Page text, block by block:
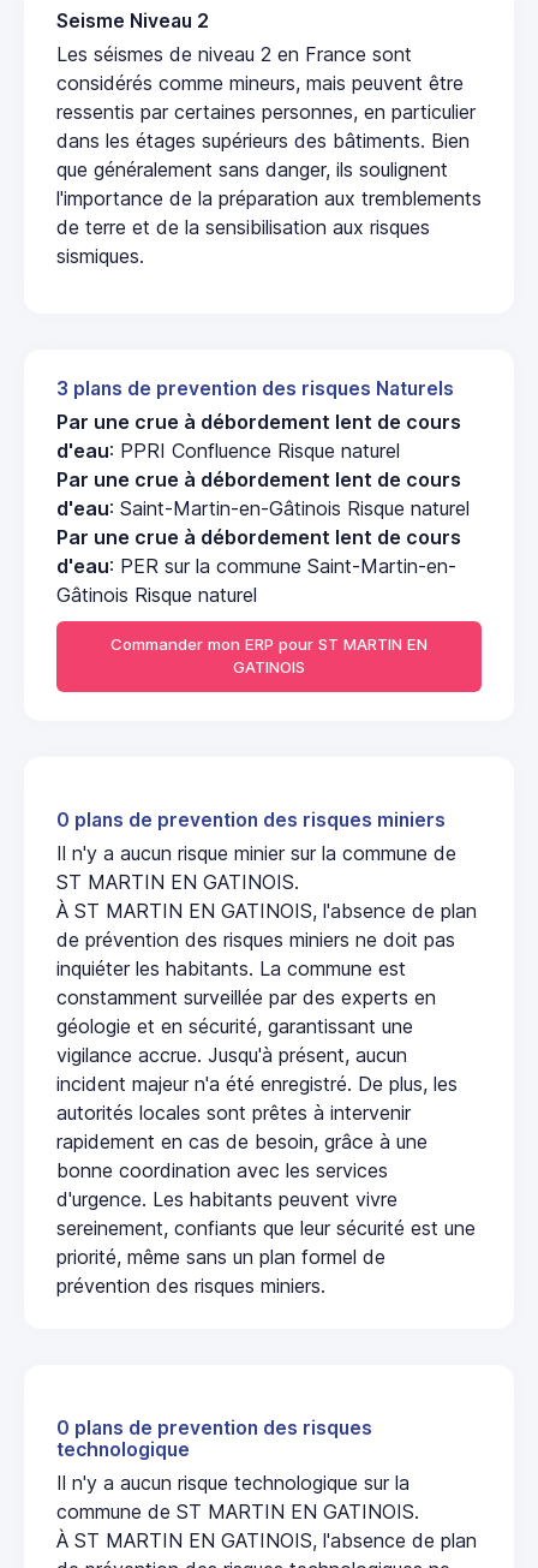
Seisme Niveau 2
Les séismes de niveau 2 en France sont
considérés comme mineurs, mais peuvent être
ressentis par certaines personnes, en particulier
dans les étages supérieurs des bâtiments. Bien
que généralement sans danger, ils soulignent
l'importance de la préparation aux tremblements
de terre et de la sensibilisation aux risques
sismiques.
3 plans de prevention des risques Naturels
Par une crue à débordement lent de cours
d'eau: PPRI Confluence Risque naturel
Par une crue à débordement lent de cours
d'eau: Saint-Martin-en-Gâtinois Risque naturel
Par une crue à débordement lent de cours
d'eau: PER sur la commune Saint-Martin-en-
Gâtinois Risque naturel
Commander mon ERP pour ST MARTIN EN
GATINOIS
0 plans de prevention des risques miniers
Il n'y a aucun risque minier sur la commune de
ST MARTIN EN GATINOIS.
À ST MARTIN EN GATINOIS, l'absence de plan
de prévention des risques miniers ne doit pas
inquiéter les habitants. La commune est
constamment surveillée par des experts en
géologie et en sécurité, garantissant une
vigilance accrue. Jusqu'à présent, aucun
incident majeur n'a été enregistré. De plus, les
autorités locales sont prêtes à intervenir
rapidement en cas de besoin, grâce à une
bonne coordination avec les services
d'urgence. Les habitants peuvent vivre
sereinement, confiants que leur sécurité est une
priorité, même sans un plan formel de
prévention des risques miniers.
0 plans de prevention des risques
technologique
Il n'y a aucun risque technologique sur la
commune de ST MARTIN EN GATINOIS.
À ST MARTIN EN GATINOIS, l'absence de plan